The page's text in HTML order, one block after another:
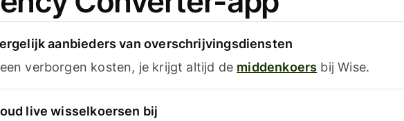
aanbieders van overschrijvingsdiensten
verborgen kosten, je krijgt altijd de middenkoers bij Wise.
live wisselkoersen bij